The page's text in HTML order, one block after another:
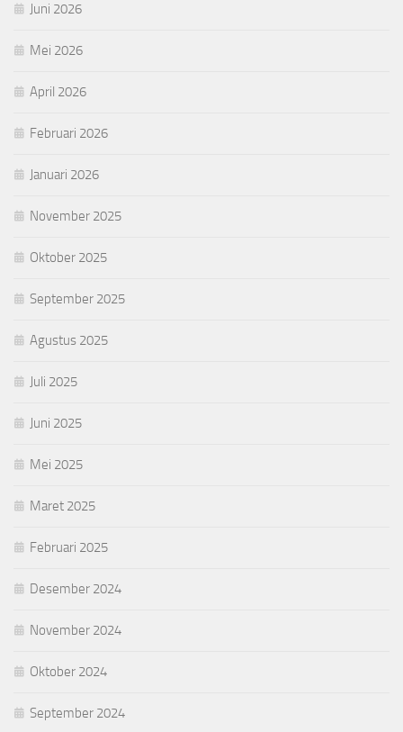
Juni 2026
Mei 2026
April 2026
Februari 2026
Januari 2026
November 2025
Oktober 2025
September 2025
Agustus 2025
Juli 2025
Juni 2025
Mei 2025
Maret 2025
Februari 2025
Desember 2024
November 2024
Oktober 2024
September 2024